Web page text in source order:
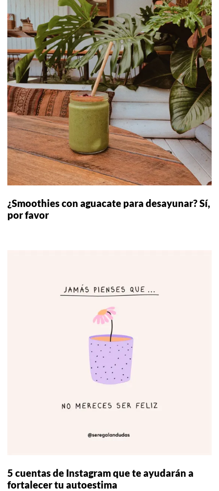
¿Smoothies con aguacate para desayunar? Sí,
por favor
5 cuentas de Instagram que te ayudarán a
fortalecer tu autoestima